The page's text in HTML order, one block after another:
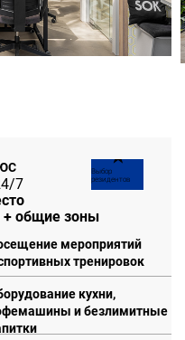
★
Выбор
резидентов
7
+ общие зоны
мероприятий
тренировок
кухни,
и безлимитные